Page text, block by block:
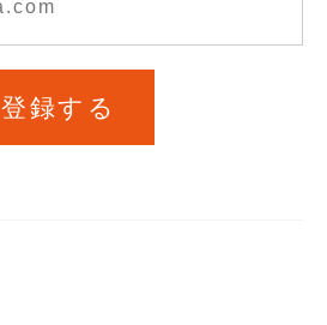
登録する